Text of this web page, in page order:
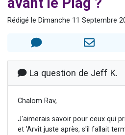
Il reste 49 places
Rédigé le Dimanche 11 Septembre
La question de Jeff K.
Chalom Rav,
J'aimerais savoir pour ceux qui
et 'Arvit juste après, s'il fallait